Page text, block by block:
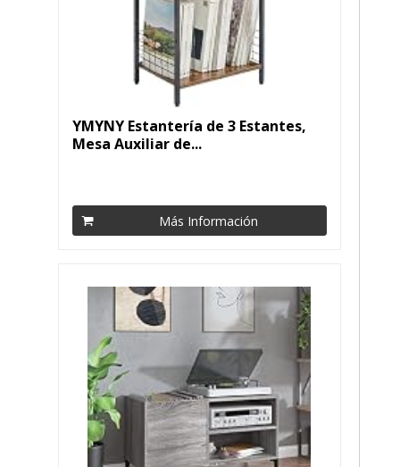
YMYNY Estantería de 3 Estantes,
Mesa Auxiliar de...
Más Información